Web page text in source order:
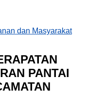
dan Masyarakat
PANTAI